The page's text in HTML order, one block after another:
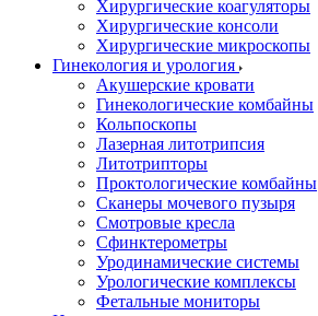
Хирургические коагуляторы
Хирургические консоли
Хирургические микроскопы
Гинекология и урология
Акушерские кровати
Гинекологические комбайны
Кольпоскопы
Лазерная литотрипсия
Литотрипторы
Проктологические комбайны
Сканеры мочевого пузыря
Смотровые кресла
Сфинктерометры
Уродинамические системы
Урологические комплексы
Фетальные мониторы